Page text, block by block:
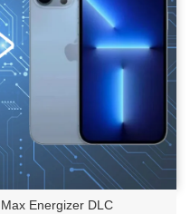
Energizer DLC